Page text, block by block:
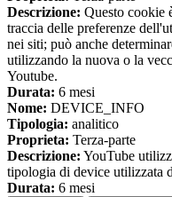
Descrizione: Questo cookie
traccia delle preferenze
nei siti; può anche
utilizzando la nuova o la
Youtube.
Durata: 6 mesi
Nome: DEVICE_INFO
Tipologia: analitico
Proprieta: Terza-parte
Descrizione: YouTube
tipologia di device utilizzata
Durata: 6 mesi